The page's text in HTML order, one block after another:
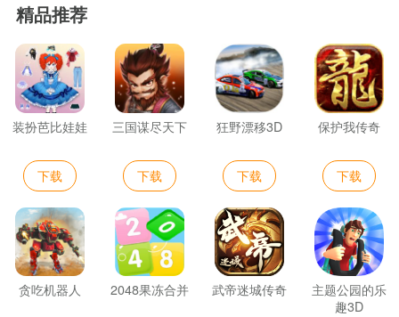
精品推荐
装扮芭比娃娃
下载
三国谋尽天下
下载
狂野漂移3D
下载
保护我传奇
下载
贪吃机器人 2048果冻合并 武帝迷城传奇
主题公园的乐
趣3D